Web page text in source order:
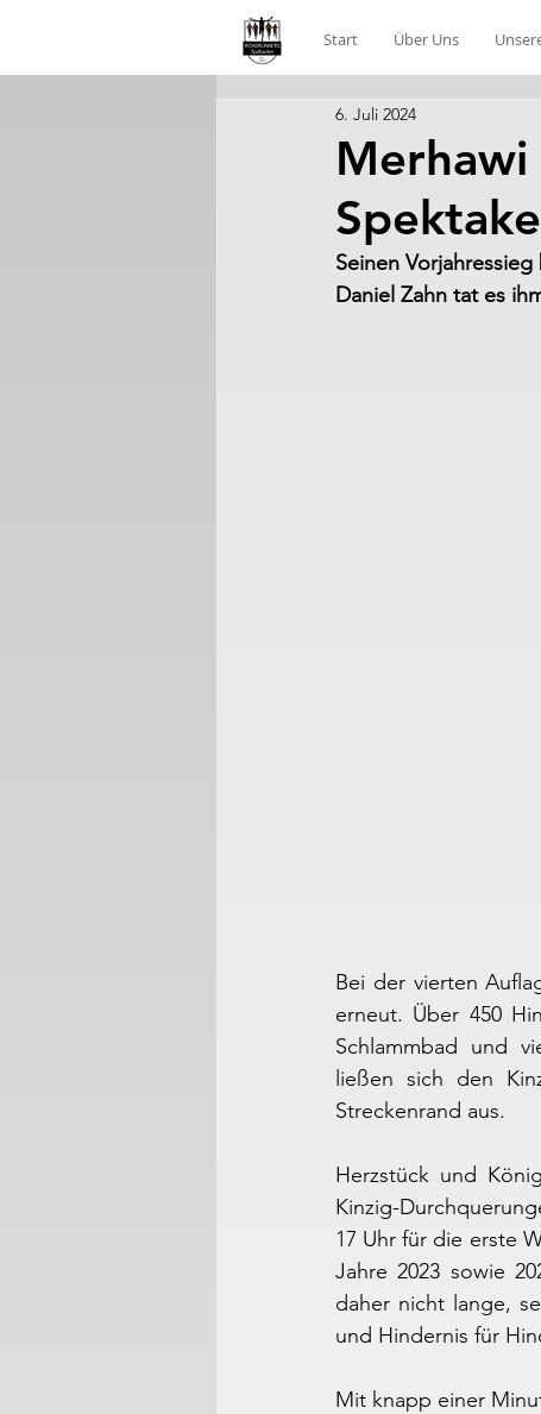
Start Über Uns
6. Juli 2024
Seinen
Daniel Zahn tat es
Bei der vierten
erneut. Über 450
Schlammbad und
ließen sich den
Streckenrand aus.
Herzstück und
Kinzig-
17 Uhr für die erste
Jahre 2023 sowie
daher nicht lange,
und Hindernis für
Mit knapp einer